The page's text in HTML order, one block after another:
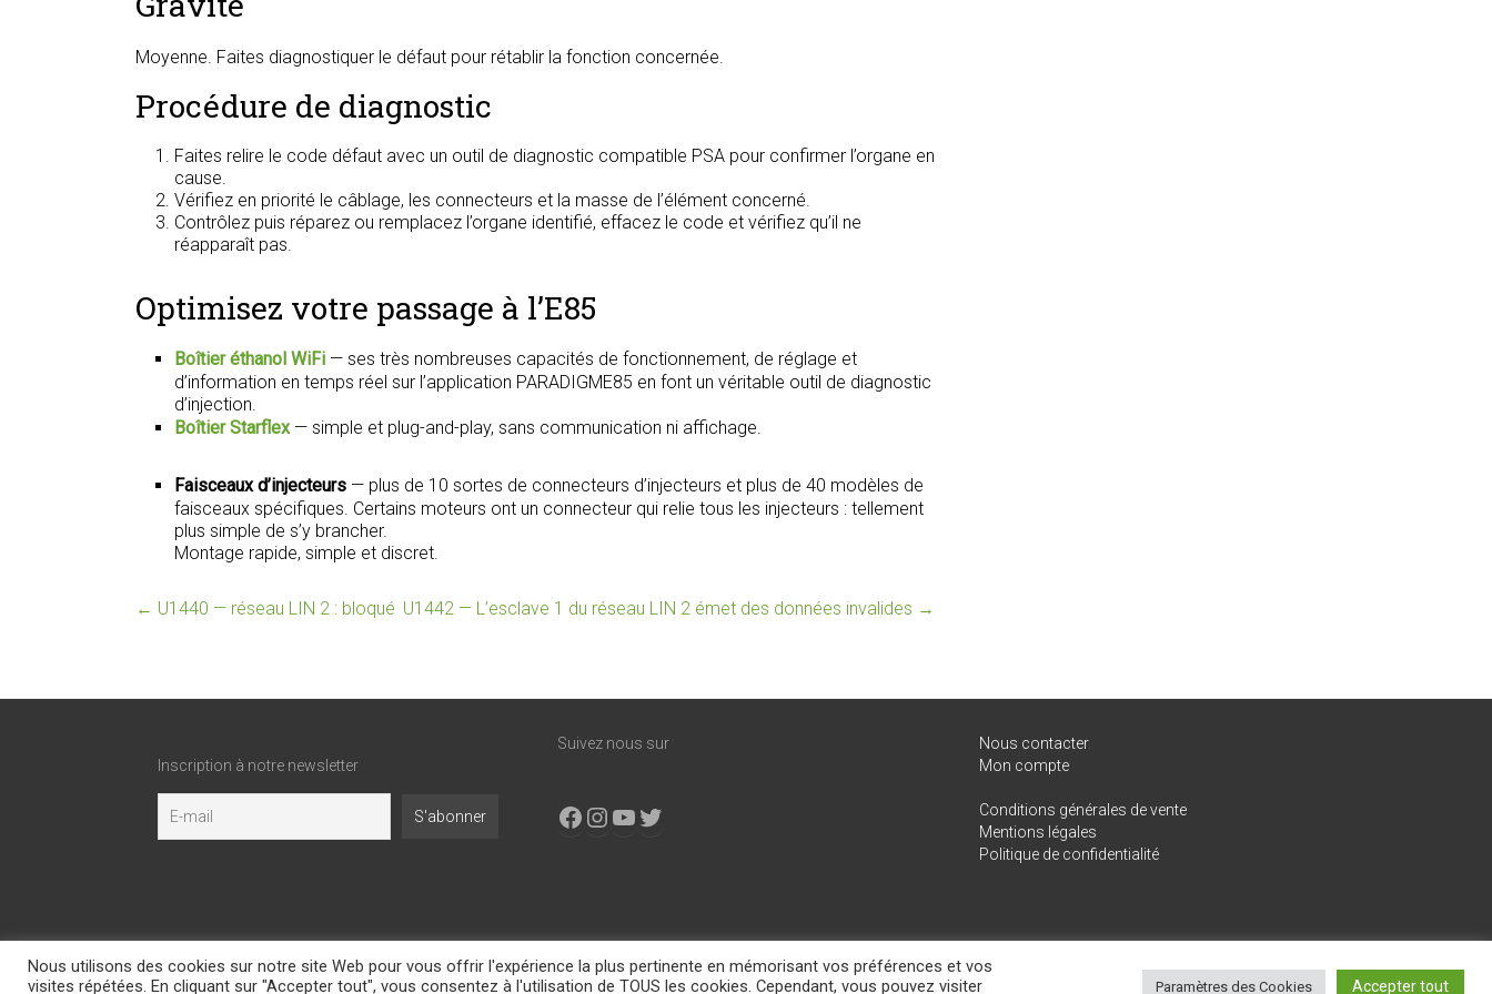
Moyenne. Faites diagnostiquer le défaut pour rétablir la fonction concernée.
Procédure de diagnostic
Faites relire le code défaut avec un outil de diagnostic compatible PSA pour confirmer l’organe en
cause.
Vérifiez en priorité le câblage, les connecteurs et la masse de l’élément concerné.
Contrôlez puis réparez ou remplacez l’organe identifié, effacez le code et vérifiez qu’il ne
réapparaît pas.
Optimisez votre passage à l’E85
Boîtier éthanol WiFi — ses très nombreuses capacités de fonctionnement, de réglage et
d’information en temps réel sur l’application PARADIGME85 en font un véritable outil de diagnostic
d’injection.
Boîtier Starflex— simple et plug-and-play, sans communication ni affichage.
Faisceaux d’injecteurs — plus de 10 sortes de connecteurs d’injecteurs et plus de 40 modèles de
faisceaux spécifiques. Certains moteurs ont un connecteur qui relie tous les injecteurs : tellement
plus simple de s’y brancher.
Montage rapide, simple et discret.
← U1440 — réseau LIN 2 : bloqué U1442 — L’esclave 1 du réseau LIN 2 émet des données invalides →
Inscription à notre newsletter
Suivez nous sur
Facebook
Instagram
YouTube
X
Nous contacter
Mon compte
Conditions générales de vente
Mentions légales
Politique de confidentialité
Copyright © 2026Boitier-E85.com. All rights reserved.
Nous utilisons des cookies sur notre site Web pour vous offrir l'expérience la plus pertinente en mémorisant vos préférences et vos
visites répétées. En cliquant sur "Accepter tout", vous consentez à l'utilisation de TOUS les cookies. Cependant, vous pouvez visiter
Paramètres des Cookies Accepter tout